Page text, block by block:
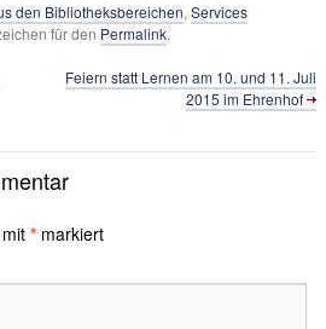
den Bibliotheksbereichen, Services
für den Permalink.
Feiern statt Lernen am 10. und 11. Juli
2015 im Ehrenhof
* markiert